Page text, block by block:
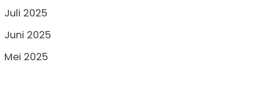
Juli 2025
Juni 2025
Mei 2025